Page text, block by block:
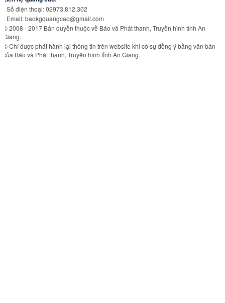
- Số điện thoại: 02973.812.302
- Email:baokgquangcao@gmail.com
© 2008 - 2017 Bản quyền thuộc về Báo và Phát thanh, Truyền hình tỉnh An
Giang.
© Chỉ được phát hành lại thông tin trên website khi có sự đồng ý bằng văn bản
của Báo và Phát thanh, Truyền hình tỉnh An Giang.